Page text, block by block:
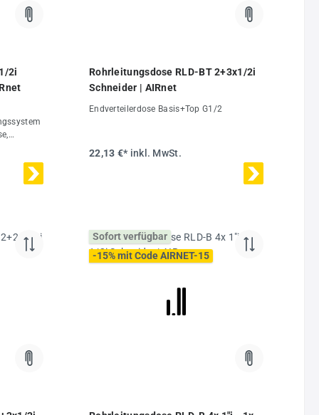
2i
Ideal zu
15-22
kann
Rohrleitungsdose RLD-BT 2+3x1/2i
Schneider | AIRnet
Endverteilerdose Basis+Top G1/2
22,13 €* inkl. MwSt.
Sofort verfügbar
-15% mit Code AIRNET-15